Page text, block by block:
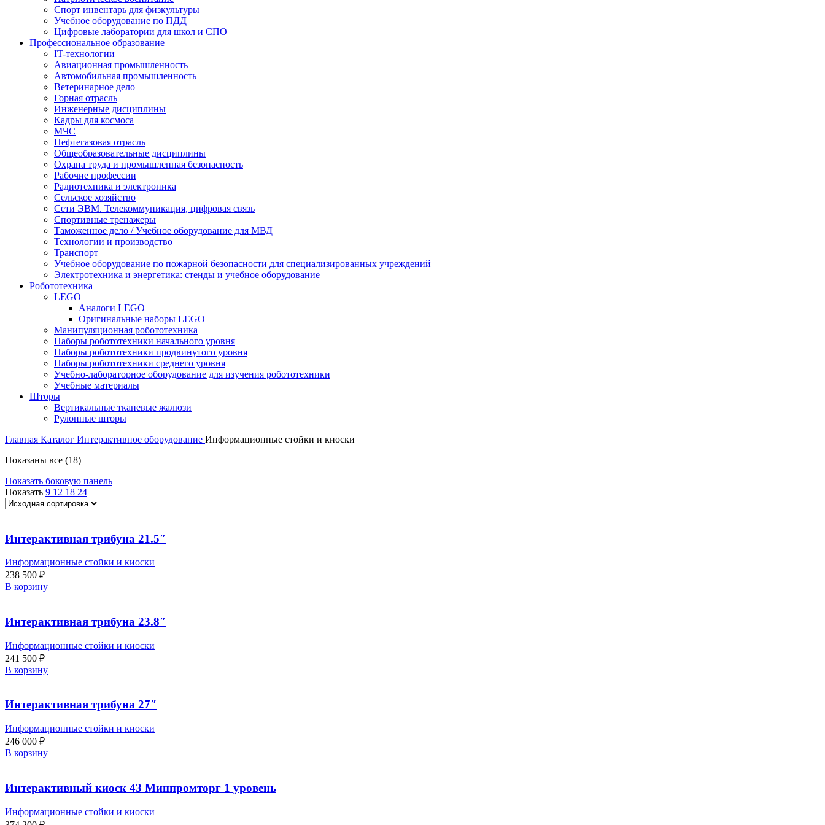
Спорт инвентарь для физкультуры
Учебное оборудование по ПДД
Цифровые лаборатории для школ и СПО
Профессиональное образование
IT-технологии
Авиационная промышленность
Автомобильная промышленность
Ветеринарное дело
Горная отрасль
Инженерные дисциплины
Кадры для космоса
МЧС
Нефтегазовая отрасль
Общеобразовательные дисциплины
Охрана труда и промышленная безопасность
Рабочие профессии
Радиотехника и электроника
Сельское хозяйство
Сети ЭВМ. Телекоммуникация, цифровая связь
Спортивные тренажеры
Таможенное дело / Учебное оборудование для МВД
Технологии и производство
Транспорт
Учебное оборудование по пожарной безопасности для специализированных учреждений
Электротехника и энергетика: стенды и учебное оборудование
Робототехника
LEGO
Аналоги LEGO
Оригинальные наборы LEGO
Манипуляционная робототехника
Наборы робототехники начального уровня
Наборы робототехники продвинутого уровня
Наборы робототехники среднего уровня
Учебно-лабораторное оборудование для изучения робототехники
Учебные материалы
Шторы
Вертикальные тканевые жалюзи
Рулонные шторы
Главная Каталог Интерактивное оборудование Информационные стойки и киоски
Показаны все (18)
Показать боковую панель
Показать 9 12 18 24
Интерактивная трибуна 21.5″
Информационные стойки и киоски
238 500 ₽
В корзину
Интерактивная трибуна 23.8″
Информационные стойки и киоски
241 500 ₽
В корзину
Интерактивная трибуна 27″
Информационные стойки и киоски
246 000 ₽
В корзину
Интерактивный киоск 43 Минпромторг 1 уровень
Информационные стойки и киоски